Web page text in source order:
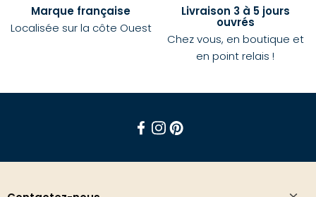
Marque française
Localisée sur la côte Ouest
Livraison 3 à 5 jours
ouvrés
Chez vous, en boutique et
en point relais !